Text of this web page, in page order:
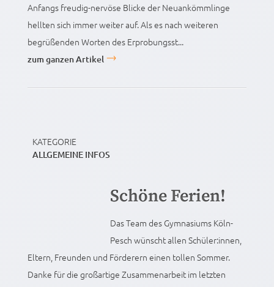
Anfangs freudig-nervöse Blicke der Neuankömmlinge
hellten sich immer weiter auf. Als es nach weiteren
begrüßenden Worten des Erprobungsst...
zum ganzen Artikel
KATEGORIE
ALLGEMEINE INFOS
Schöne Ferien!
Das Team des Gymnasiums Köln-
Pesch wünscht allen Schüler:innen,
Eltern, Freunden und Förderern einen tollen Sommer.
Danke für die großartige Zusammenarbeit im letzten